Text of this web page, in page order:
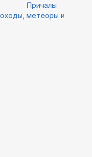
Причалы
метеоры и